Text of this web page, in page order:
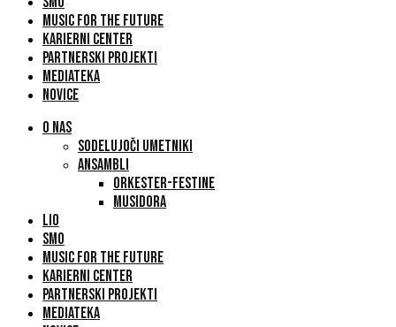
MUSIC FOR THE FUTURE
KARIERNI CENTER
PARTNERSKI PROJEKTI
MEDIATEKA
NOVICE
O NAS
SODELUJOČI UMETNIKI
ANSAMBLI
ORKESTER-FESTINE
MUSIDORA
LIO
SMO
MUSIC FOR THE FUTURE
KARIERNI CENTER
PARTNERSKI PROJEKTI
MEDIATEKA